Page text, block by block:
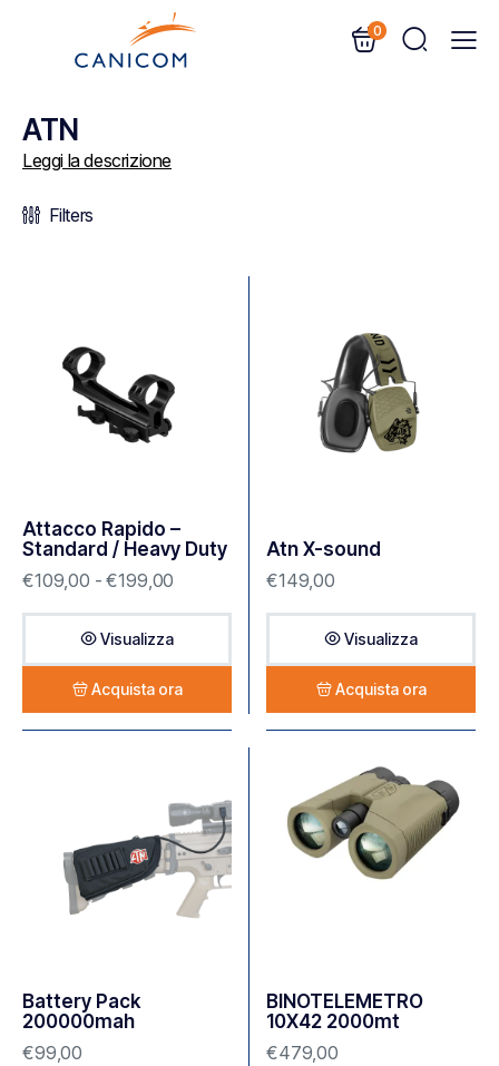
0
ATN
Leggi la descrizione
Filters
Attacco Rapido –
Standard / Heavy Duty
€109,00 - €199,00
Visualizza
Acquista ora
Atn X-sound
€149,00
Visualizza
Acquista ora
Battery Pack
200000mah
€99,00
BINOTELEMETRO
10X42 2000mt
€479,00